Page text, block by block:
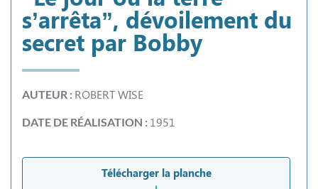
s’arrêta”, dévoilement du
secret par Bobby
AUTEUR : ROBERT WISE
DATE DE RÉALISATION : 1951
Télécharger la planche